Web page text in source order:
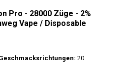
Pro - 28000 Züge - 2%
Vape / Disposable
20